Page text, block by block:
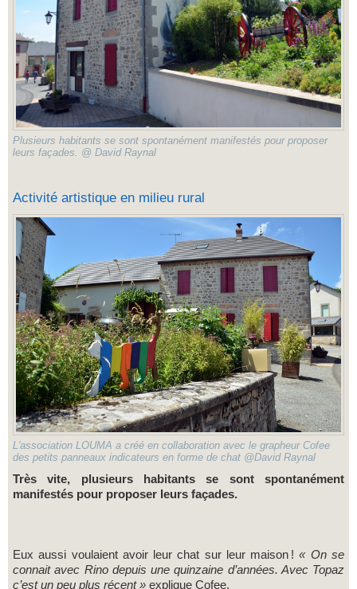
Plusieurs habitants se sont spontanément manifestés pour proposer
leurs façades. @ David Raynal
Activité artistique en milieu rural
L'association LOUMA a créé en collaboration avec le grapheur Cofee
des petits panneaux indicateurs en forme de chat @David Raynal
Très vite, plusieurs habitants se sont spontanément
manifestés pour proposer leurs façades.
Eux aussi voulaient avoir leur chat sur leur maison !« On se
connait avec Rino depuis une quinzaine d’années. Avec Topaz
c’est un peu plus récent » explique Cofee.